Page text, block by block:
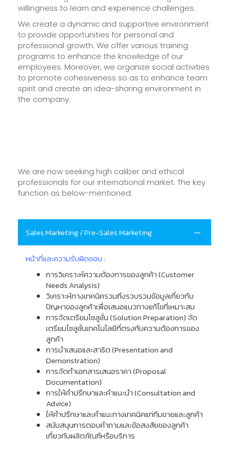
willingness to learn and experience challenges.
We create a dynamic and supportive environment
to provide opportunities for personal and
professional growth. We offer various training
programs to enhance the knowledge of our
employees. Moreover, we organize social activities
to promote cohesiveness so as to enhance team
spirit and create an idea-sharing environment in
the company.
We are now seeking high caliber and ethical
professionals for our international market. The key
function as below-mentioned:
Sales Marketing / Pre-Sales Marketing
หน้าที่และความรับผิดชอบ :
การวิเคราะห์ความต้องการของลูกค้า (Customer
Needs Analysis)
วิเคราะห์ทางเทคนิครวมถึงรวบรวมข้อมูลเกี่ยวกับ
ปัญหาของลูกค้าเพื่อเสนอแนวทางแก้ไขที่เหมาะสม
การจัดเตรียมโซลูชั่น (Solution Preparation) จัด
เตรียมโซลูชั่นเทคโนโลยีที่ตรงกับความต้องการของ
ลูกค้า
การนำเสนอและสาธิต (Presentation and
Demonstration)
การจัดทำเอกสารเสนอราคา (Proposal
Documentation)
การให้คำปรึกษาและคำแนะนำ (Consultation and
Advice)
ให้คำปรึกษาและคำแนะทางเทคนิคแก่ทีมขายและลูกค้า
สนับสนุนการตอบคำถามและข้อสงสัยของลูกค้า
เกี่ยวกับผลิตภัณฑ์หรือบริการ